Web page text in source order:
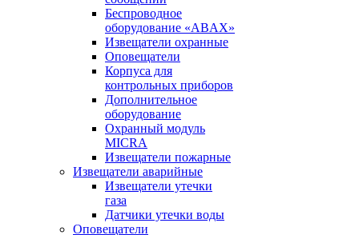
Беспроводное
оборудование «ABAX»
Извещатели охранные
Оповещатели
Корпуса для
контрольных приборов
Дополнительное
оборудование
Охранный модуль
MICRA
Извещатели пожарные
Извещатели аварийные
Извещатели утечки
газа
Датчики утечки воды
Оповещатели